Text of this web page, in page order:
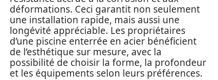
déformations. Ceci garantit non seulement
une installation rapide, mais aussi une
longévité appréciable. Les propriétaires
d’une piscine enterrée en acier bénéficient
de l’esthétique sur mesure, avec la
possibilité de choisir la forme, la profondeur
et les équipements selon leurs préférences.